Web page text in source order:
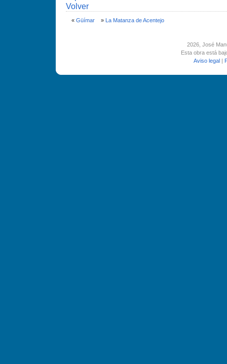
Volver
« Güí­mar» La Matanza de Acentejo
2026, José
Esta obra está
Aviso legal |